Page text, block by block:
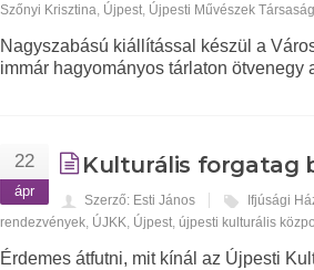
Szőnyi Krisztina, Újpest, Újpesti Művészek
Nagyszabású kiállítással készül a
immár hagyományos tárlaton ötvenegy
22
ápr
Kulturális forgatag
Szerző: Esti János Ifjúsági
rendezvények, ÚJKK, Újpest, újpesti kulturális
Érdemes átfutni, mit kínál az Újpesti